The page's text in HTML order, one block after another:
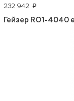
232 942 p
Гейзер RO1-4040